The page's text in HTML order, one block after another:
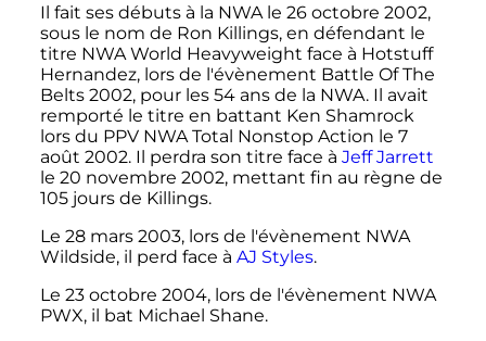
Il fait ses débuts à la NWA le 26 octobre 2002,
sous le nom de Ron Killings, en défendant le
titre NWA World Heavyweight face à Hotstuff
Hernandez, lors de l'évènement Battle Of The
Belts 2002, pour les 54 ans de la NWA. Il avait
remporté le titre en battant Ken Shamrock
lors du PPV NWA Total Nonstop Action le 7
août 2002. Il perdra son titre face à Jeff Jarrett
le 20 novembre 2002, mettant fin au règne de
105 jours de Killings.
Le 28 mars 2003, lors de l'évènement NWA
Wildside, il perd face à AJ Styles.
Le 23 octobre 2004, lors de l'évènement NWA
PWX, il bat Michael Shane.